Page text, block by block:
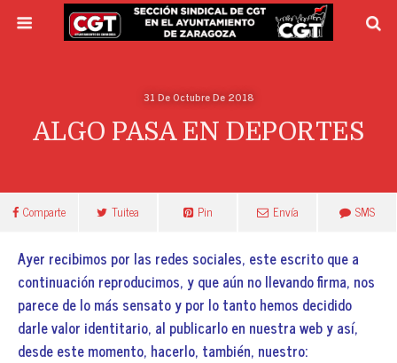
31 De Octubre De 2018
ALGO PASA EN DEPORTES
Comparte Tuitea Pin Envía SMS
Ayer recibimos por las redes sociales, este escrito que a
continuación reproducimos, y que aún no llevando firma, nos
parece de lo más sensato y por lo tanto hemos decidido
darle valor identitario, al publicarlo en nuestra web y así,
desde este momento, hacerlo, también, nuestro: